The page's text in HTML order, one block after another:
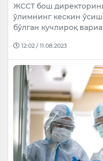
ЖССТ бош
ўлимнинг кескин
бўлган кучлироқ
12:02 / 11.08.2023